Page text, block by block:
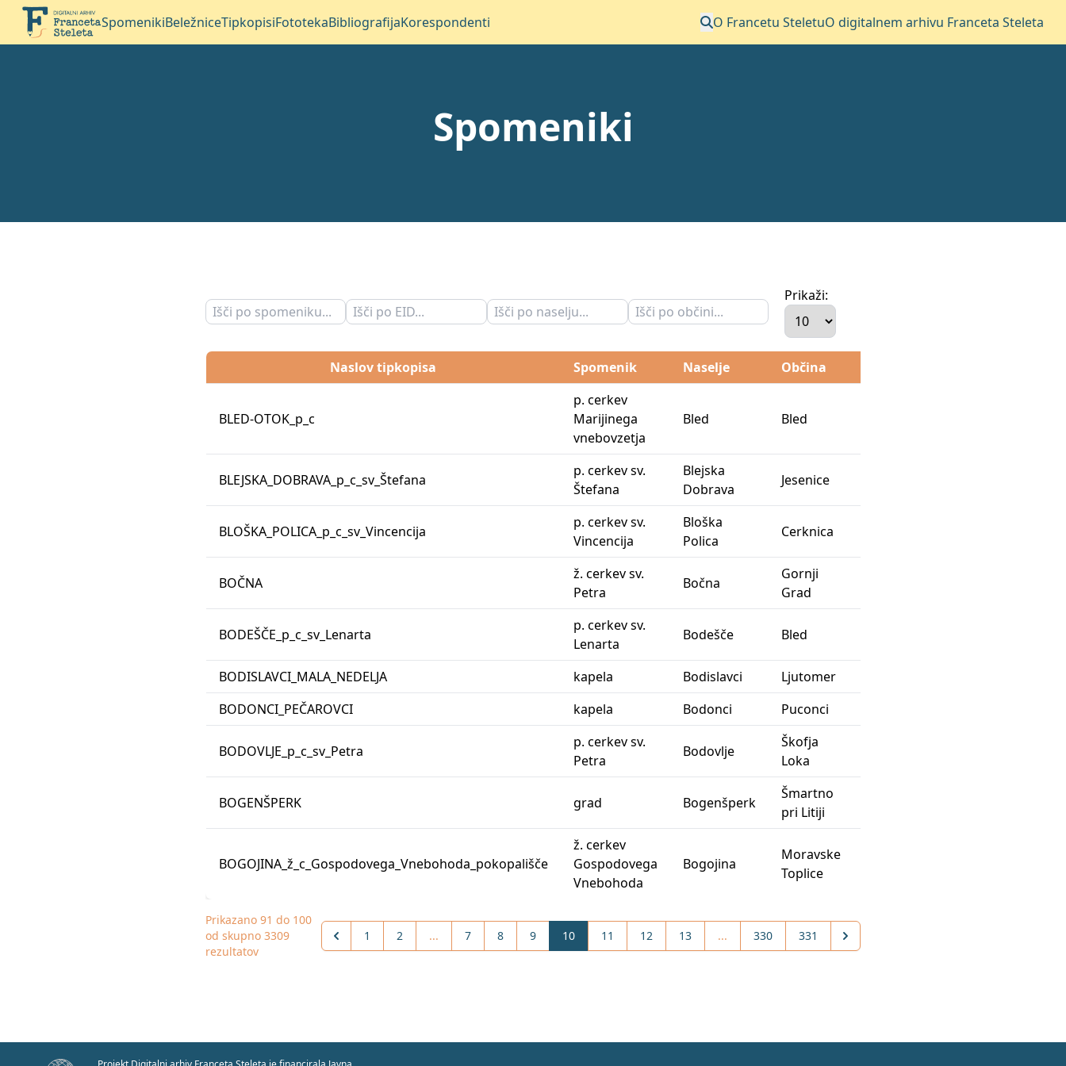
SpomenikiBeležniceTipkopisiFototekaBibliografijaKorespondenti O Francetu SteletuO digitalnem arhivu Franceta Steleta
Spomeniki
Prikaži:
Naslov tipkopisa Spomenik Naselje Občina
BLED-OTOK_p_c
p. cerkev
Marijinega
vnebovzetja
Bled Bled
BLEJSKA_DOBRAVA_p_c_sv_Štefana
p. cerkev sv.
Štefana
Blejska
Dobrava
Jesenice
BLOŠKA_POLICA_p_c_sv_Vincencija
p. cerkev sv.
Vincencija
Bloška
Polica
Cerknica
BOČNA
ž. cerkev sv.
Petra
Bočna
Gornji
Grad
BODEŠČE_p_c_sv_Lenarta
p. cerkev sv.
Lenarta
Bodešče Bled
BODISLAVCI_MALA_NEDELJA
kapela Bodislavci
Ljutomer
BODONCI_PEČAROVCI
kapela Bodonci Puconci
BODOVLJE_p_c_sv_Petra
p. cerkev sv.
Petra
Bodovlje
Škofja
Loka
BOGENŠPERK grad Bogenšperk
Šmartno
pri Litiji
BOGOJINA_ž_c_Gospodovega_Vnebohoda_pokopališče
ž. cerkev
Gospodovega
Vnebohoda
Bogojina
Moravske
Toplice
Prikazano 91 do 100
od skupno 3309
rezultatov
1 2 ... 7 8 9 10 11 12 13 ... 330 331